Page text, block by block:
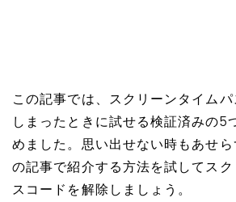
この記事では、スクリーンタイム
しまったときに試せる検証済みの5
めました。思い出せない時もあせら
の記事で紹介する方法を試してス
スコードを解除しましょう。